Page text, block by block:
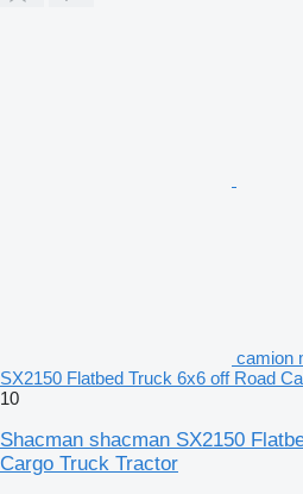
camion
SX2150 Flatbed Truck 6x6 off Road
10
Shacman shacman SX2150
Cargo Truck Tractor